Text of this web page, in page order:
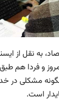
به نقل از
و فردا هم
مشکلی در
است.